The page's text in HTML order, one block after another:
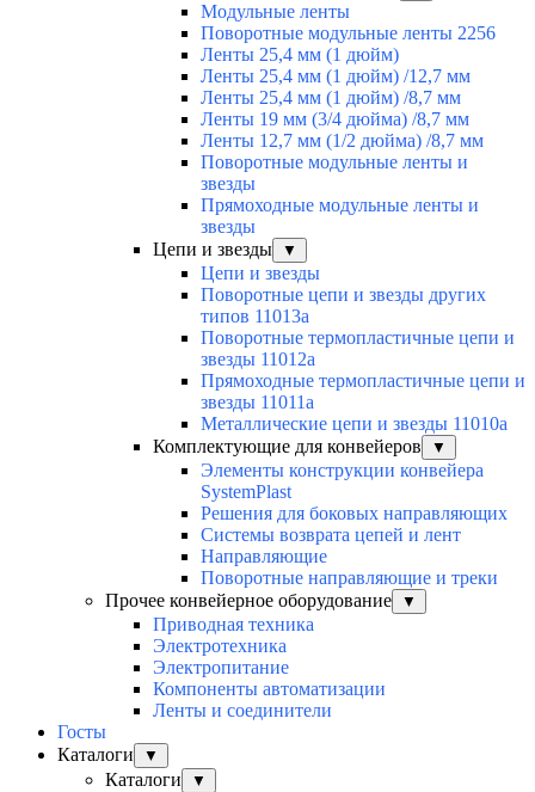
Модульные ленты
Поворотные модульные ленты 2256
Ленты 25,4 мм (1 дюйм)
Ленты 25,4 мм (1 дюйм) /12,7 мм
Ленты 25,4 мм (1 дюйм) /8,7 мм
Ленты 19 мм (3/4 дюйма) /8,7 мм
Ленты 12,7 мм (1/2 дюйма) /8,7 мм
Поворотные модульные ленты и
звезды
Прямоходные модульные ленты и
звезды
Цепи и звезды
▼
Цепи и звезды
Поворотные цепи и звезды других
типов 11013а
Поворотные термопластичные цепи и
звезды 11012а
Прямоходные термопластичные цепи и
звезды 11011а
Металлические цепи и звезды 11010а
Комплектующие для конвейеров
▼
Элементы конструкции конвейера
SystemPlast
Решения для боковых направляющих
Системы возврата цепей и лент
Направляющие
Поворотные направляющие и треки
Прочее конвейерное оборудование
▼
Приводная техника
Электротехника
Электропитание
Компоненты автоматизации
Ленты и соединители
Госты
Каталоги
▼
Каталоги ▼